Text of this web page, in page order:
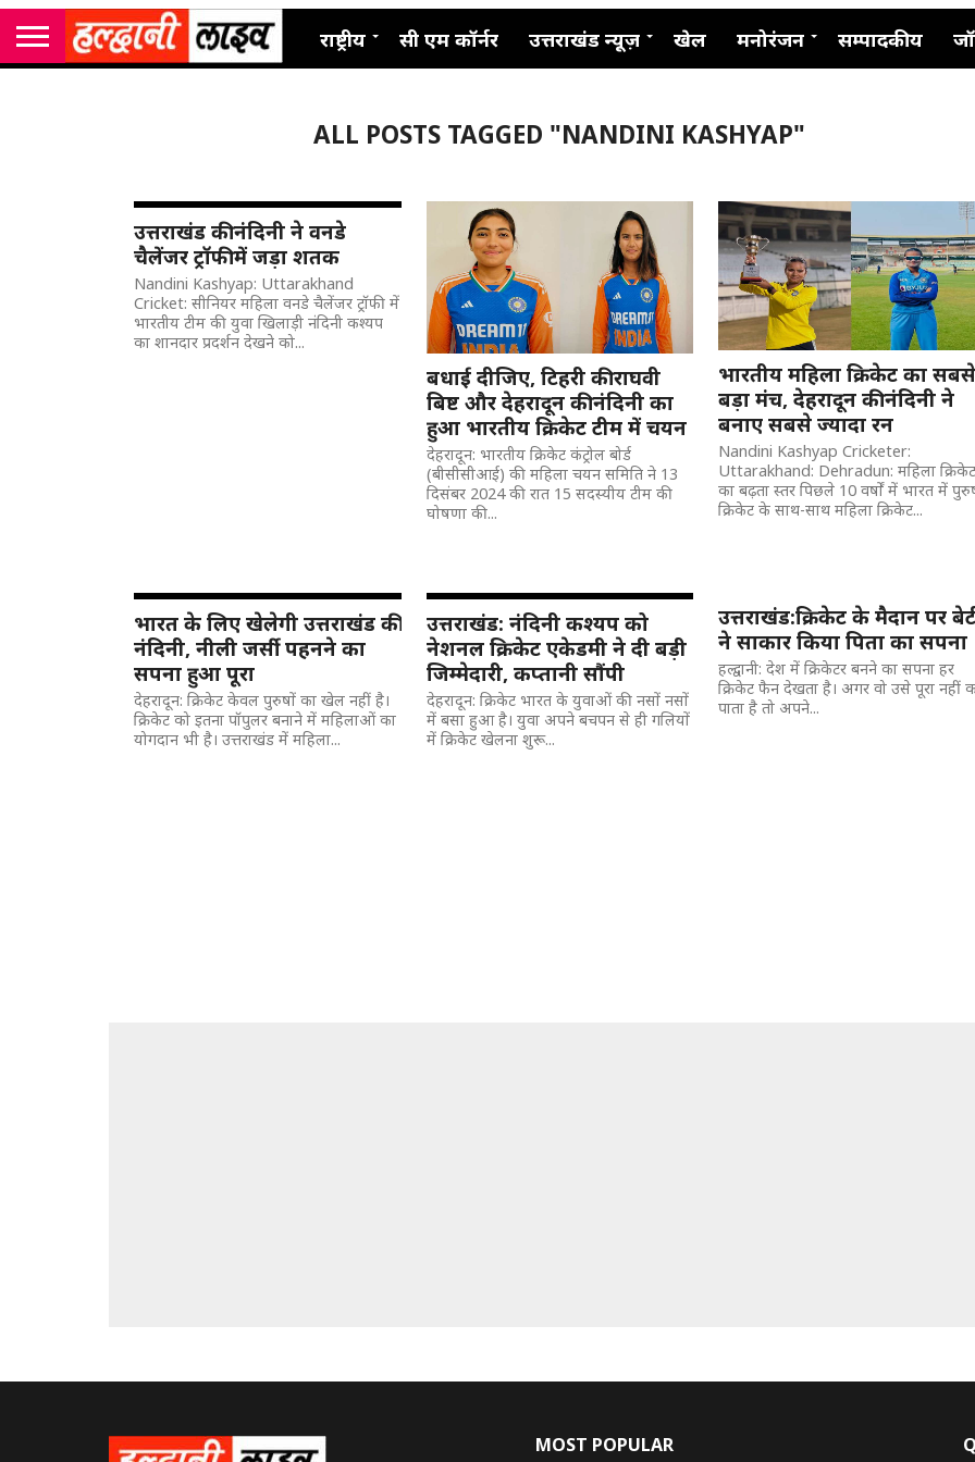
राष्ट्रीय सी एम कॉर्नर उत्तराखंड न्यूज़ खेल मनोरंजन सम्पादकीय
ALL POSTS TAGGED "NANDINI KASHYAP"
उत्तराखंड की नंदिनी ने वनडे
चैलेंजर ट्रॉफी में जड़ा शतक
Nandini Kashyap: Uttarakhand
Cricket: सीनियर महिला वनडे चैलेंजर ट्रॉफी में
भारतीय टीम की युवा खिलाड़ी नंदिनी कश्यप
का शानदार प्रदर्शन देखने को...
बधाई दीजिए, टिहरी की राघवी
बिष्ट और देहरादून की नंदिनी का
हुआ भारतीय क्रिकेट टीम में चयन
देहरादून: भारतीय क्रिकेट कंट्रोल बोर्ड
(बीसीसीआई) की महिला चयन समिति ने 13
दिसंबर 2024 की रात 15 सदस्यीय टीम की
घोषणा की...
भारतीय महिला क्रिकेट का सबसे
बड़ा मंच, देहरादून की नंदिनी ने
बनाए सबसे ज्यादा रन
Nandini Kashyap Cricketer:
Uttarakhand: Dehradun: महिला क्रिकेट
का बढ़ता स्तर पिछले 10 वर्षों में भारत में
क्रिकेट के साथ-साथ महिला क्रिकेट...
भारत के लिए खेलेगी उत्तराखंड की
नंदिनी, नीली जर्सी पहनने का
सपना हुआ पूरा
देहरादून: क्रिकेट केवल पुरुषों का खेल नहीं है।
क्रिकेट को इतना पॉपुलर बनाने में महिलाओं का
योगदान भी है। उत्तराखंड में महिला...
उत्तराखंड: नंदिनी कश्यप को
नेशनल क्रिकेट एकेडमी ने दी बड़ी
जिम्मेदारी, कप्तानी सौंपी
देहरादून: क्रिकेट भारत के युवाओं की नसों नसों
में बसा हुआ है। युवा अपने बचपन से ही गलियों
में क्रिकेट खेलना शुरू...
उत्तराखंड:क्रिकेट के मैदान पर
ने साकार किया पिता का सपना
हल्द्वानी: देश में क्रिकेटर बनने का सपना हर
क्रिकेट फैन देखता है। अगर वो उसे पूरा नहीं
पाता है तो अपने...
MOST POPULAR